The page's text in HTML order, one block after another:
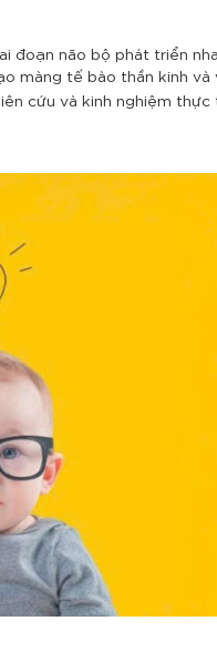
đoạn não bộ phát triển
màng tế bào thần kinh và
cứu và kinh nghiệm thực